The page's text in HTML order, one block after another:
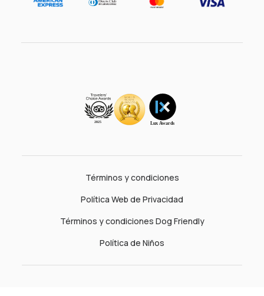
Términos y condiciones
Política Web de Privacidad
Términos y condiciones Dog Friendly
Política de Niños